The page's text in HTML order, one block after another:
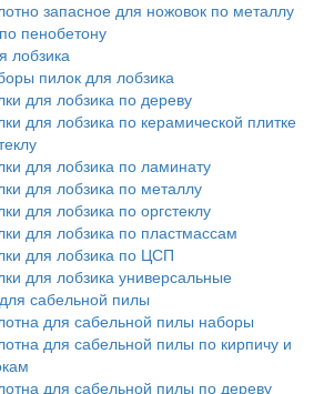
запасное для ножовок по металлу
пенобетону
лобзика
пилок для лобзика
для лобзика по дереву
для лобзика по керамической плитке
для лобзика по ламинату
для лобзика по металлу
для лобзика по оргстеклу
для лобзика по пластмассам
для лобзика по ЦСП
для лобзика универсальные
сабельной пилы
для сабельной пилы наборы
для сабельной пилы по кирпичу и
для сабельной пилы по дереву